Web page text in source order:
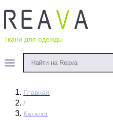
Ткани для одежды
Главная
/
Каталог